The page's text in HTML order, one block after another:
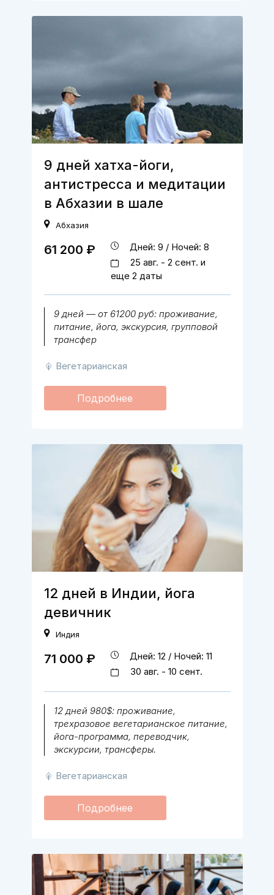
9 дней хатха-йоги,
антистресса и медитации
в Абхазии в шале
Абхазия
9 дней — от 61200 руб: проживание,
питание, йога, экскурсия, групповой
трансфер
Вегетарианская
61 200 ₽
Дней: 9 / Ночей: 8
25 авг. - 2 сент. и
еще 2 даты
Подробнее
12 дней в Индии, йога
девичник
Индия
12 дней 980$: проживание,
трехразовое вегетарианское питание,
йога-программа, переводчик,
экскурсии, трансферы.
Вегетарианская
71 000 ₽
Дней: 12 / Ночей: 11
30 авг. - 10 сент.
Подробнее